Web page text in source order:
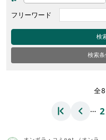
フリーワード
検
検索
全
… 2